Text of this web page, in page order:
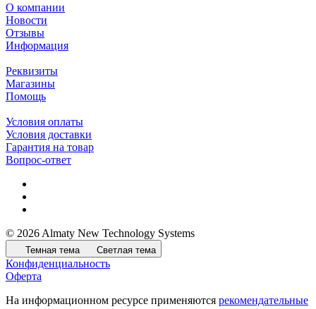
О компании
Новости
Отзывы
Информация
Реквизиты
Магазины
Помощь
Условия оплаты
Условия доставки
Гарантия на товар
Вопрос-ответ
© 2026 Almaty New Technology Systems
Темная тема Светлая тема
Конфиденциальность
Оферта
На информационном ресурсе применяются рекомендательные